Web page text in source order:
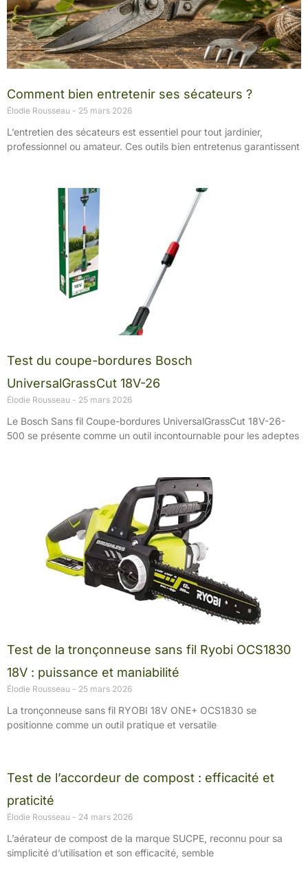
Comment bien entretenir ses sécateurs ?
Élodie Rousseau 25 mars 2026
L’entretien des sécateurs est essentiel pour tout jardinier,
professionnel ou amateur. Ces outils bien entretenus garantissent
Test du coupe-bordures Bosch
UniversalGrassCut 18V-26
Élodie Rousseau 25 mars 2026
Le Bosch Sans fil Coupe-bordures UniversalGrassCut 18V-26-
500 se présente comme un outil incontournable pour les adeptes
Test de la tronçonneuse sans fil Ryobi OCS1830
18V : puissance et maniabilité
Élodie Rousseau 25 mars 2026
La tronçonneuse sans fil RYOBI 18V ONE+ OCS1830 se
positionne comme un outil pratique et versatile
Test de l’accordeur de compost : efficacité et
praticité
Élodie Rousseau 24 mars 2026
L’aérateur de compost de la marque SUCPE, reconnu pour sa
simplicité d’utilisation et son efficacité, semble